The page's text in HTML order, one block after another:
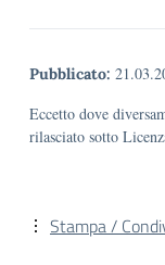
Pubblicato:
Eccetto dove
rilasciato sotto
Stampa /